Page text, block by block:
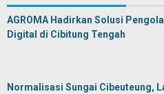
AGROMA Hadirkan Solusi
Digital di Cibitung Tengah
Normalisasi Sungai Cibeuteung,